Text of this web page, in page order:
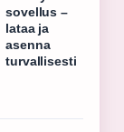
sovellus –
lataa ja
asenna
turvallisesti